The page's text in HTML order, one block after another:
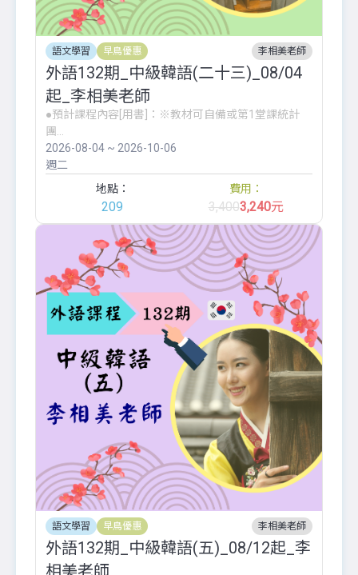
語文學習 早鳥優惠 李相美老師
外語132期_中級韓語(二十三)_08/04
起_李相美老師
●預計課程內容[用書]：※教材可自備或第1堂課統計
團...
2026-08-04 ~ 2026-10-06
週二
地點：
209
費用：
3,4003,240元
語文學習 早鳥優惠 李相美老師
外語132期_中級韓語(五)_08/12起_李
相美老師